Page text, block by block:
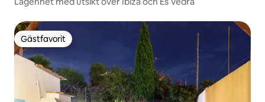
Gästfavorit
Gästfavorit